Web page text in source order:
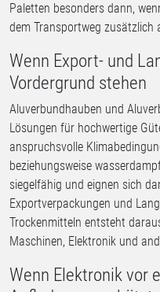
Paletten besonders dann,
dem Transportweg zusätzlich
Wenn Export- und
Vordergrund stehen
Aluverbundhauben und
Lösungen für hochwertige
anspruchsvolle
beziehungsweise
siegelfähig und eignen sich
Exportverpackungen und
Trockenmitteln entsteht
Maschinen, Elektronik und
Wenn Elektronik vor